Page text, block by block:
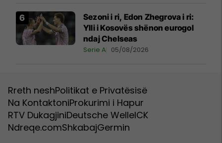
Sezoni i ri, Edon Zhegrova i ri:
Ylli i Kosovës shënon eurogol
ndaj Chelseas
Serie A 05/08/2026
Rreth neshPolitikat e Privatësisë
Na KontaktoniProkurimi i Hapur
RTV DukagjiniDeutsche WelleICK
Ndreqe.comShkabajGermin